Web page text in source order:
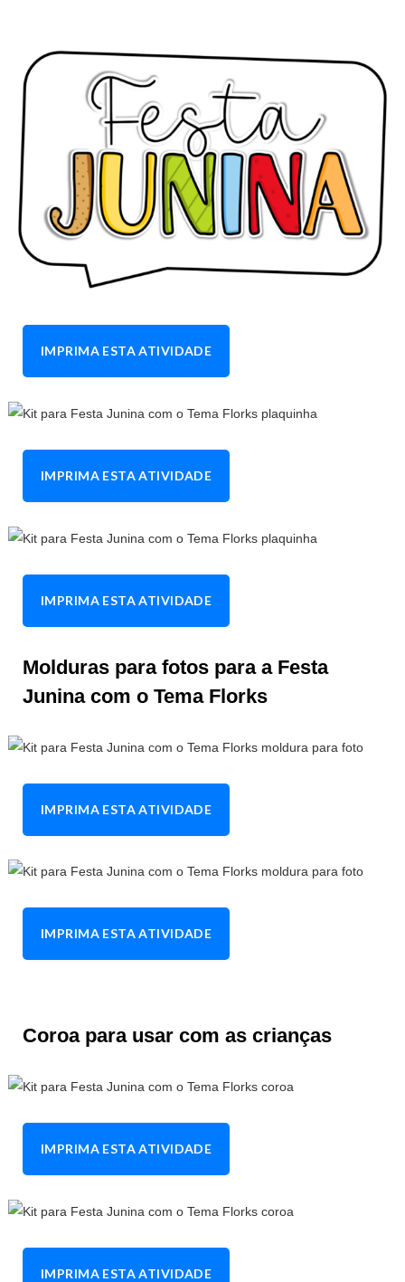
IMPRIMA ESTA ATIVIDADE
IMPRIMA ESTA ATIVIDADE
IMPRIMA ESTA ATIVIDADE
Molduras para fotos para a Festa
Junina com o Tema Florks
IMPRIMA ESTA ATIVIDADE
IMPRIMA ESTA ATIVIDADE
Coroa para usar com as crianças
IMPRIMA ESTA ATIVIDADE
IMPRIMA ESTA ATIVIDADE